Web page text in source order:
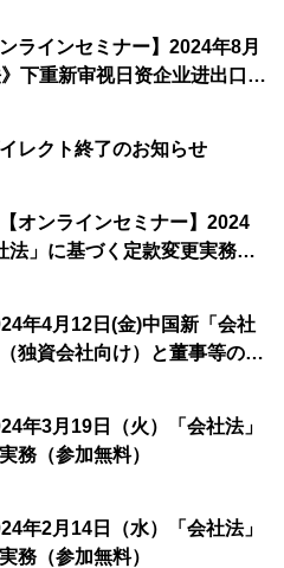
ラインセミナー】2024年8月
下重新审视日资企业进出口海
レクト終了のお知らせ
オンラインセミナー】2024
法」に基づく定款変更実務
職責強化の対応策
年4月12日(金)中国新「会社
独資会社向け）と董事等の職
年3月19日（火）「会社法」
務（参加無料）
年2月14日（水）「会社法」
務（参加無料）